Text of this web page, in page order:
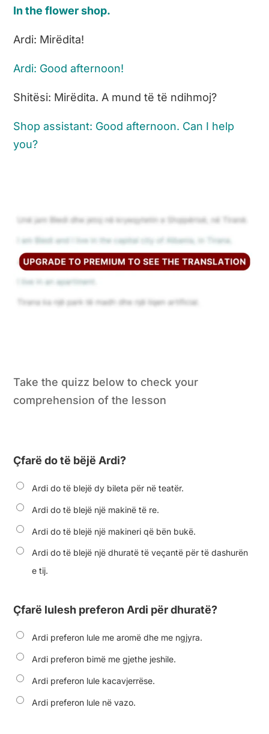
In the flower shop.
Ardi: Mirëdita!
Ardi: Good afternoon!
Shitësi: Mirëdita. A mund të të ndihmoj?
Shop assistant: Good afternoon. Can I help
you?
Take the quizz below to check your
comprehension of the lesson
Çfarë do të bëjë Ardi?
Ardi do të blejë dy bileta për në teatër.
Ardi do të blejë një makinë të re.
Ardi do të blejë një makineri që bën bukë.
Ardi do të blejë një dhuratë të veçantë për të dashurën
e tij.
Çfarë lulesh preferon Ardi për dhuratë?
Ardi preferon lule me aromë dhe me ngjyra.
Ardi preferon bimë me gjethe jeshile.
Ardi preferon lule kacavjerrëse.
Ardi preferon lule në vazo.